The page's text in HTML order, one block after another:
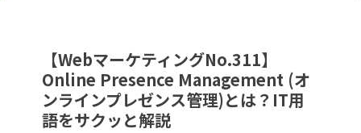
【WebマーケティングNo.311】
Online Presence Management (オ
ンラインプレゼンス管理)とは？IT用
語をサクッと解説